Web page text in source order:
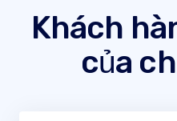
Khách
của